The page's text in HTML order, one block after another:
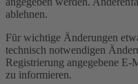
ablehnen.
Für wichtige Änderungen
technisch notwendigen
Registrierung angegebene E-
zu informieren.